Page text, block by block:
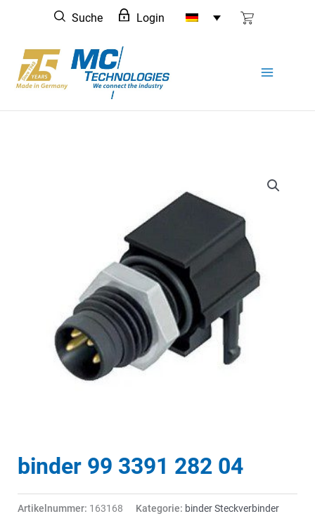
springen
Suche Login
binder 99 3391 282 04
Artikelnummer: 163168 Kategorie: binder Steckverbinder